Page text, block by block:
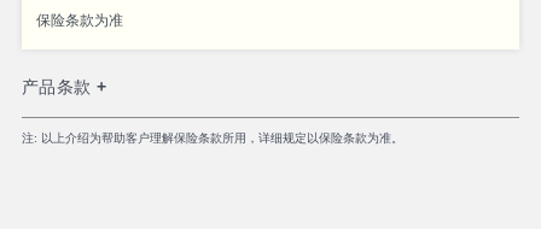
保险条款为准
产品条款 +
注: 以上介绍为帮助客户理解保险条款所用，详细规定以保险条款为准。